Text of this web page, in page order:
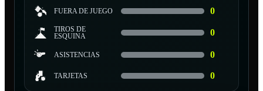
FUERA DE JUEGO 0
TIROS DE
ESQUINA
0
ASISTENCIAS 0
TARJETAS 0